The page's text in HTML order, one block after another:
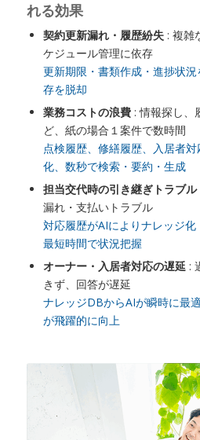
れる効果
契約更新漏れ・履歴紛失: 複雑
ケジュール管理に依存
更新期限・書類作成・進捗状
存を脱却
業務コストの浪費: 情報探し、
ど、紙の場合１案件で数時間
点検履歴、修繕履歴、入居者
化、数秒で検索・要約・生成
担当交代時の引き継ぎトラブル
漏れ・支払いトラブル
対応履歴がAIによりナレッジ
最短時間で状況把握
オーナー・入居者対応の遅延:
きず、回答が遅延
ナレッジDBからAIが瞬時に最
が飛躍的に向上